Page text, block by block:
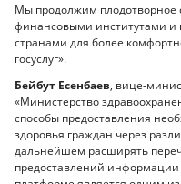
Мы продолжим плодотворное
финансовыми институтами и
странами для более
госуслуг».
Бейбут Есенбаев, вице-
«Министерство
способы предоставления
здоровья граждан через
дальнейшем расширять
предоставлений